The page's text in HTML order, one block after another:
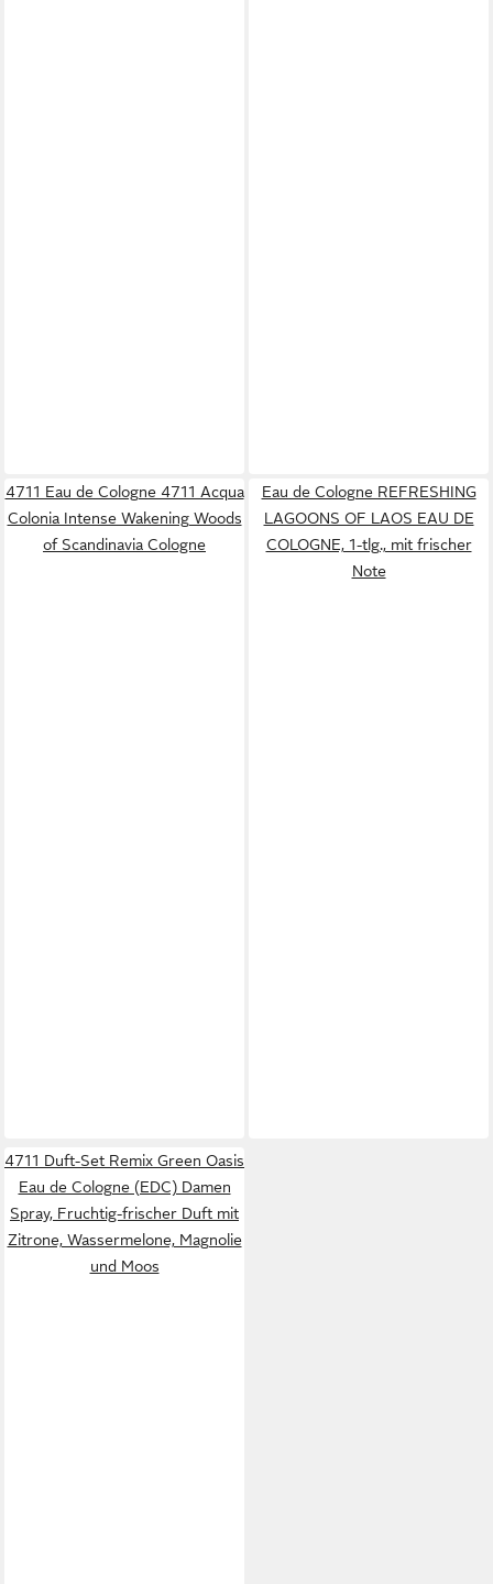
4711 Eau de Cologne 4711 Acqua
Colonia Intense Wakening Woods
of Scandinavia Cologne
Eau de Cologne REFRESHING
LAGOONS OF LAOS EAU DE
COLOGNE, 1-tlg., mit frischer
Note
4711 Duft-Set Remix Green Oasis
Eau de Cologne (EDC) Damen
Spray, Fruchtig-frischer Duft mit
Zitrone, Wassermelone, Magnolie
und Moos